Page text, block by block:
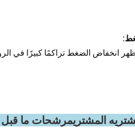
انخفاض الضغط تراكمًا كبيرًا في
المشتريمرشحات ما قبل